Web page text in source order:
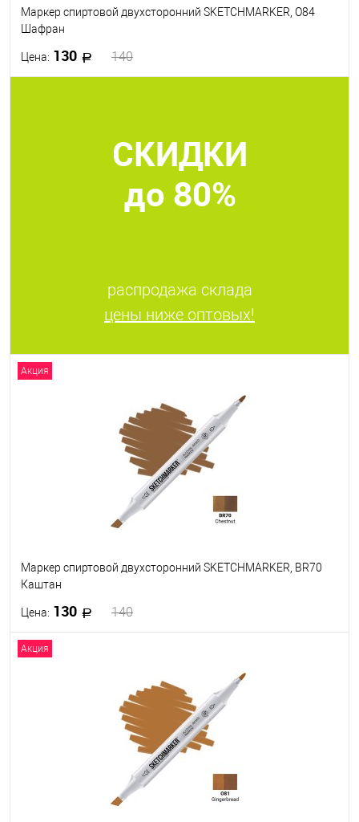
Маркер спиртовой двухсторонний SKETCHMARKER, O84
Шафран
Цена: 130 140
В наличии
СКИДКИ
до 80%
распродажа склада
цены ниже оптовых!
Акция
Маркер спиртовой двухсторонний SKETCHMARKER, BR70
Каштан
Цена: 130 140
В наличии
Акция